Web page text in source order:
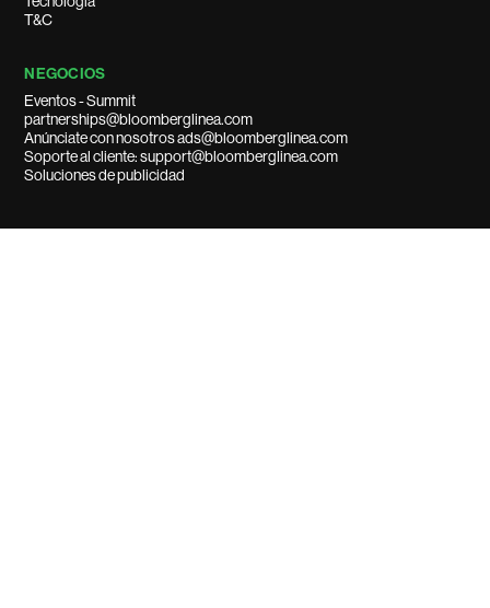
T&C
NEGOCIOS
Eventos - Summit
partnerships@bloomberglinea.com
Anúnciate con nosotros ads@bloomberglinea.com
Soporte al cliente: support@bloomberglinea.com
Soluciones de publicidad